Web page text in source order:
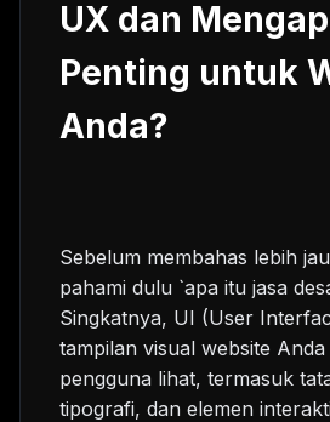
UX dan
Penting untuk
Anda?
Sebelum membahas lebih
pahami dulu `apa itu jasa
Singkatnya, UI (User
tampilan visual website
pengguna lihat, termasuk
tipografi, dan elemen